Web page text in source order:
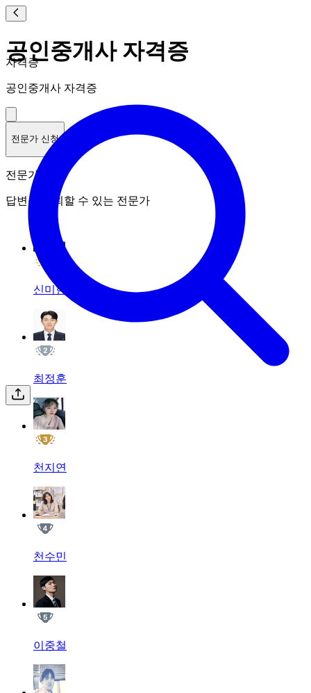
공인중개사 자격증
자격증
공인중개사 자격증
전문가 신청
전문가 랭킹
답변을 신뢰할 수 있는 전문가
신미현
최정훈
천지연
천수민
이중철